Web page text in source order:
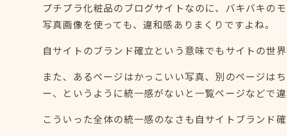
プチプラ化粧品のブログサイトなのに、バキバキの
写真画像を使っても、違和感ありまくりですよね。
自サイトのブランド確立という意味でもサイトの世
また、あるページはかっこいい写真、別のページは
ー、というように統一感がないと一覧ページなどで違
こういった全体の統一感のなさも自サイトブランド